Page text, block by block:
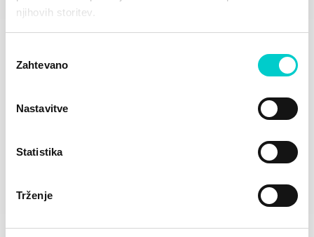
njihovih storitev.
soglasja
Zahtevano
Nastavitve
Statistika
Trženje
obalnega sprehajališča, sta terasa in bar hotela Ilirija